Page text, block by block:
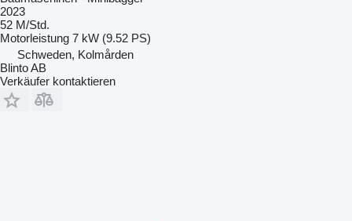
2023
52 M/Std.
Motorleistung 7 kW (9.52 PS)
Schweden, Kolmården
Blinto AB
Verkäufer kontaktieren